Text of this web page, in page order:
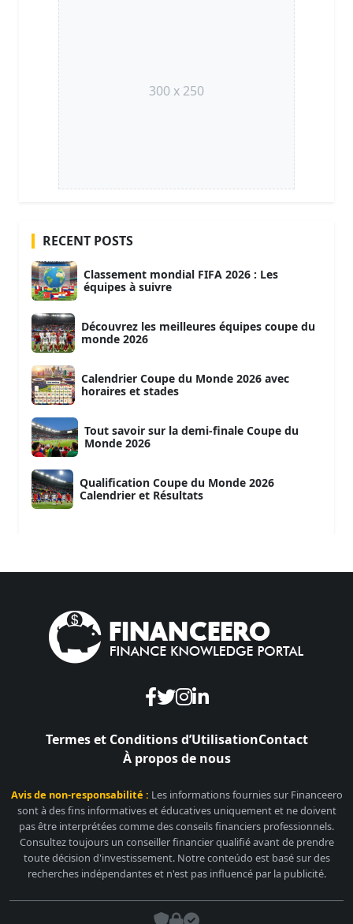
300 x 250
RECENT POSTS
Classement mondial FIFA 2026 : Les
équipes à suivre
Découvrez les meilleures équipes coupe du
monde 2026
Calendrier Coupe du Monde 2026 avec
horaires et stades
Tout savoir sur la demi-finale Coupe du
Monde 2026
Qualification Coupe du Monde 2026
Calendrier et Résultats
Termes et Conditions d’UtilisationContact
À propos de nous
Avis de non-responsabilité : Les informations fournies sur Financeero
sont à des fins informatives et éducatives uniquement et ne doivent
pas être interprétées comme des conseils financiers professionnels.
Consultez toujours un conseiller financier qualifié avant de prendre
toute décision d'investissement. Notre conteúdo est basé sur des
recherches indépendantes et n'est pas influencé par la publicité.